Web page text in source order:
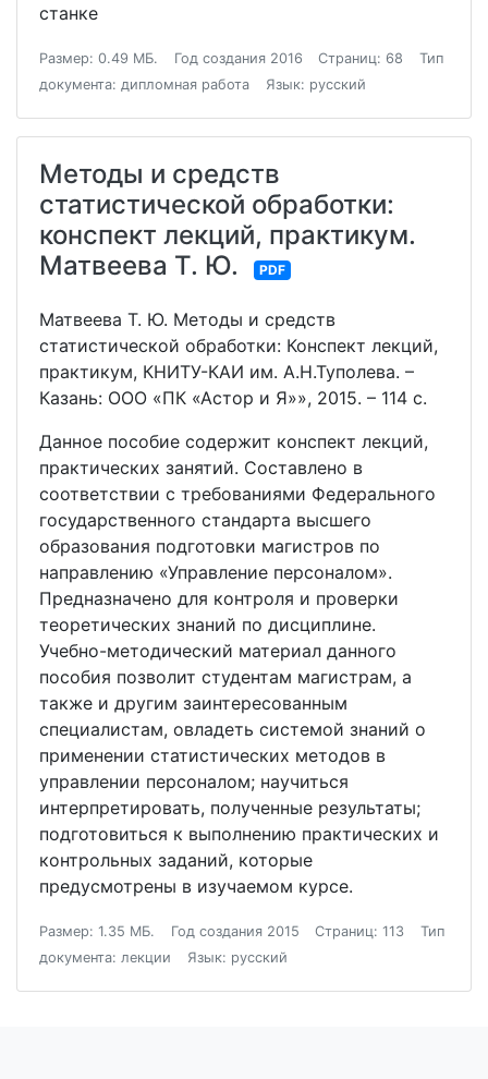
станке
Размер: 0.49 МБ. Год создания 2016 Страниц: 68
Тип
документа: дипломная работа
Язык: русский
Методы и средств
статистической обработки:
конспект лекций, практикум.
Матвеева Т. Ю.
PDF
Матвеева Т. Ю. Методы и средств
статистической обработки: Конспект лекций,
практикум, КНИТУ-КАИ им. А.Н.Туполева. –
Казань: ООО «ПК «Астор и Я»», 2015. – 114 с.
Данное пособие содержит конспект лекций,
практических занятий. Составлено в
соответствии с требованиями Федерального
государственного стандарта высшего
образования подготовки магистров по
направлению «Управление персоналом».
Предназначено для контроля и проверки
теоретических знаний по дисциплине.
Учебно-методический материал данного
пособия позволит студентам магистрам, а
также и другим заинтересованным
специалистам, овладеть системой знаний о
применении статистических методов в
управлении персоналом; научиться
интерпретировать, полученные результаты;
подготовиться к выполнению практических и
контрольных заданий, которые
предусмотрены в изучаемом курсе.
Размер: 1.35 МБ. Год создания 2015 Страниц: 113
Тип
документа: лекции
Язык: русский